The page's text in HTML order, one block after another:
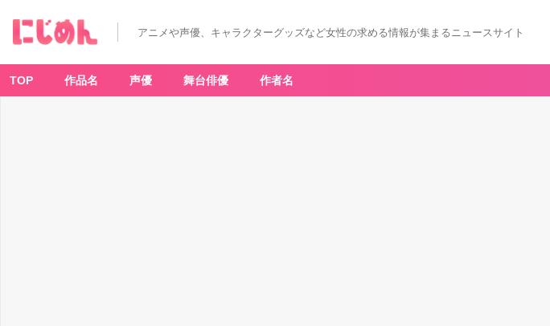
アニメや声優、キャラクターグッズなど女性の求める情報が集まるニュースサイト
TOP 作品名 声優 舞台俳優 作者名